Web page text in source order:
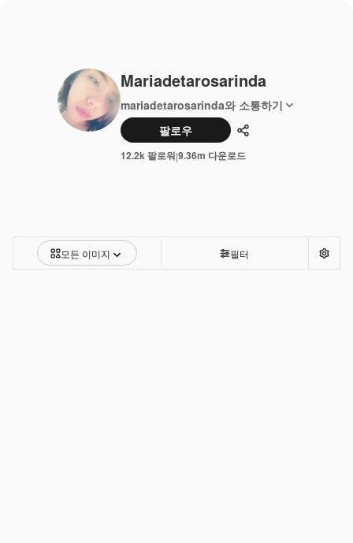
Mariadetarosarinda
mariadetarosarinda와 소통하기
팔로우
공유하기
12.2k 팔로워|9.36m 다운로드
모든 이미지 필터